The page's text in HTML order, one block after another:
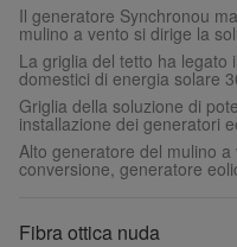
Il generatore Synchronou
mulino a vento si dirige la
La griglia del tetto ha legato
domestici di energia solare
Griglia della soluzione di
installazione dei generatori
Alto generatore del mulino
conversione, generatore
Fibra ottica nuda